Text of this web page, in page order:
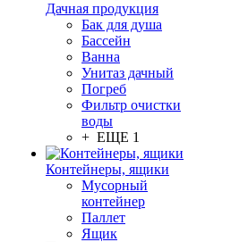
Дачная продукция
Бак для душа
Бассейн
Ванна
Унитаз дачный
Погреб
Фильтр очистки
воды
+ ЕЩЕ 1
Контейнеры, ящики
Мусорный
контейнер
Паллет
Ящик